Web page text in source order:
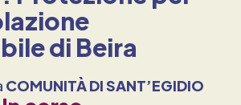
di Beira
COMUNITÀ DI SANT’EGIDIO